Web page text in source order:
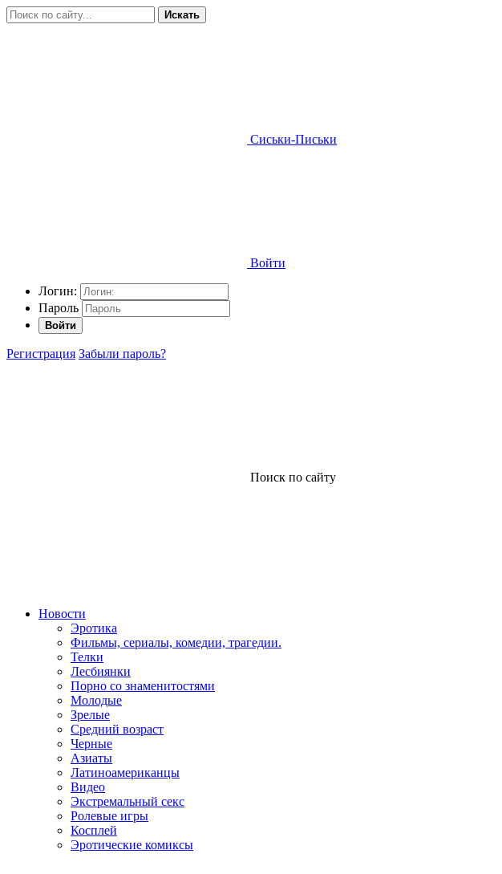
Искать
Сиськи-Письки
Войти
Логин:
Пароль
Войти
Регистрация Забыли пароль?
Поиск по сайту
Новости
Эротика
Фильмы, сериалы, комедии, трагедии.
Телки
Лесбиянки
Порно со знаменитостями
Молодые
Зрелые
Средний возраст
Черные
Азиаты
Латиноамериканцы
Видео
Экстремальный секс
Ролевые игры
Косплей
Эротические комиксы